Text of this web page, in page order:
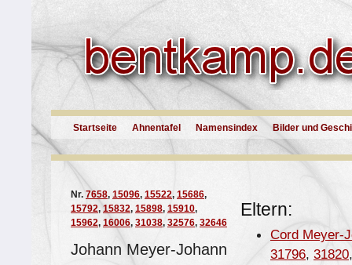
Startseite Ahnentafel Namensindex Bilder und
Nr. 7658, 15096, 15522, 15686,
15792, 15832, 15898, 15910,
15962, 16006, 31038, 32576, 32646
Johann Meyer-Johann
Eltern:
Cord Meyer-
31796, 31820